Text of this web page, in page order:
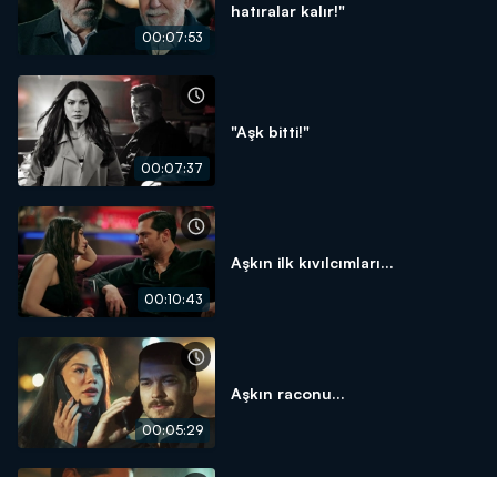
00:07:53
hatıralar kalır!"
00:07:37
"Aşk bitti!"
00:10:43
Aşkın ilk kıvılcımları...
00:05:29
Aşkın raconu...